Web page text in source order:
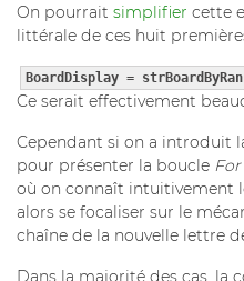
On pourrait simplifier cette
littérale de ces huit
BoardDisplay =
Ce serait effectivement
Cependant si on a introduit
pour présenter la boucle
où on connaît intuitivement
alors se focaliser sur le
chaîne de la nouvelle lettre
Dans la majorité des cas, la